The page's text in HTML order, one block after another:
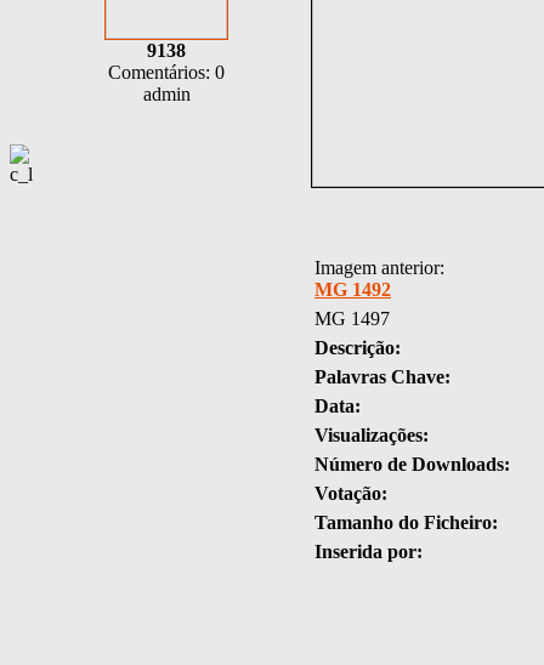
9138
Comentários: 0
admin
Imagem anterior:
MG 1492
MG 1497
Descrição:
Palavras Chave:
Data:
Visualizações:
Número de Downloads:
Votação:
Tamanho do Ficheiro:
Inserida por: